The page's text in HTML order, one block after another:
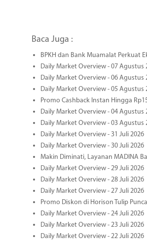
Baca Juga :
BPKH dan Bank Muamalat Perkuat
Daily Market Overview - 07 Agustus
Daily Market Overview - 06 Agustus
Daily Market Overview - 05 Agustus
Promo Cashback Instan Hingga
Daily Market Overview - 04 Agustus
Daily Market Overview - 03 Agustus
Daily Market Overview - 31 Juli 2026
Daily Market Overview - 30 Juli 2026
Makin Diminati, Layanan MADINA
Daily Market Overview - 29 Juli 2026
Daily Market Overview - 28 Juli 2026
Daily Market Overview - 27 Juli 2026
Promo Diskon di Horison Tulip
Daily Market Overview - 24 Juli 2026
Daily Market Overview - 23 Juli 2026
Daily Market Overview - 22 Juli 2026